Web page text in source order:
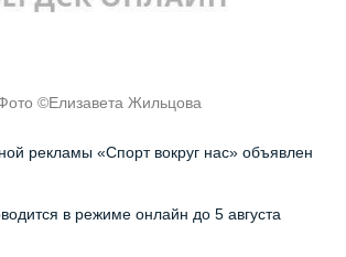
©Елизавета Жильцова
рекламы «Спорт вокруг нас» объявлен
в режиме онлайн до 5 августа